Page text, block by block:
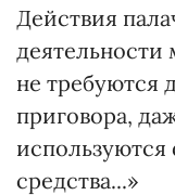
Действия
деятельности
не требуются
приговора,
средства...»